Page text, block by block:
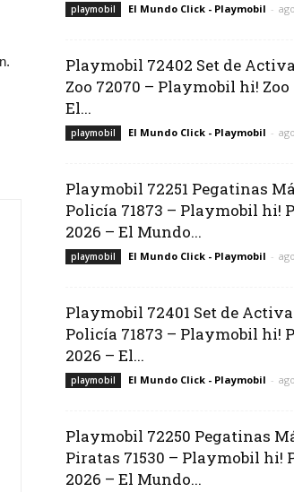
playmobil El Mundo Click - Playmobil -
Playmobil 72402 Set de
Zoo 72070 – Playmobil hi! Zoo
El...
playmobil El Mundo Click - Playmobil -
Playmobil 72251 Pegatinas
Policía 71873 – Playmobil hi!
2026 – El Mundo...
playmobil El Mundo Click - Playmobil -
Playmobil 72401 Set de
Policía 71873 – Playmobil hi!
2026 – El...
playmobil El Mundo Click - Playmobil -
Playmobil 72250 Pegatinas
Piratas 71530 – Playmobil hi!
2026 – El Mundo...